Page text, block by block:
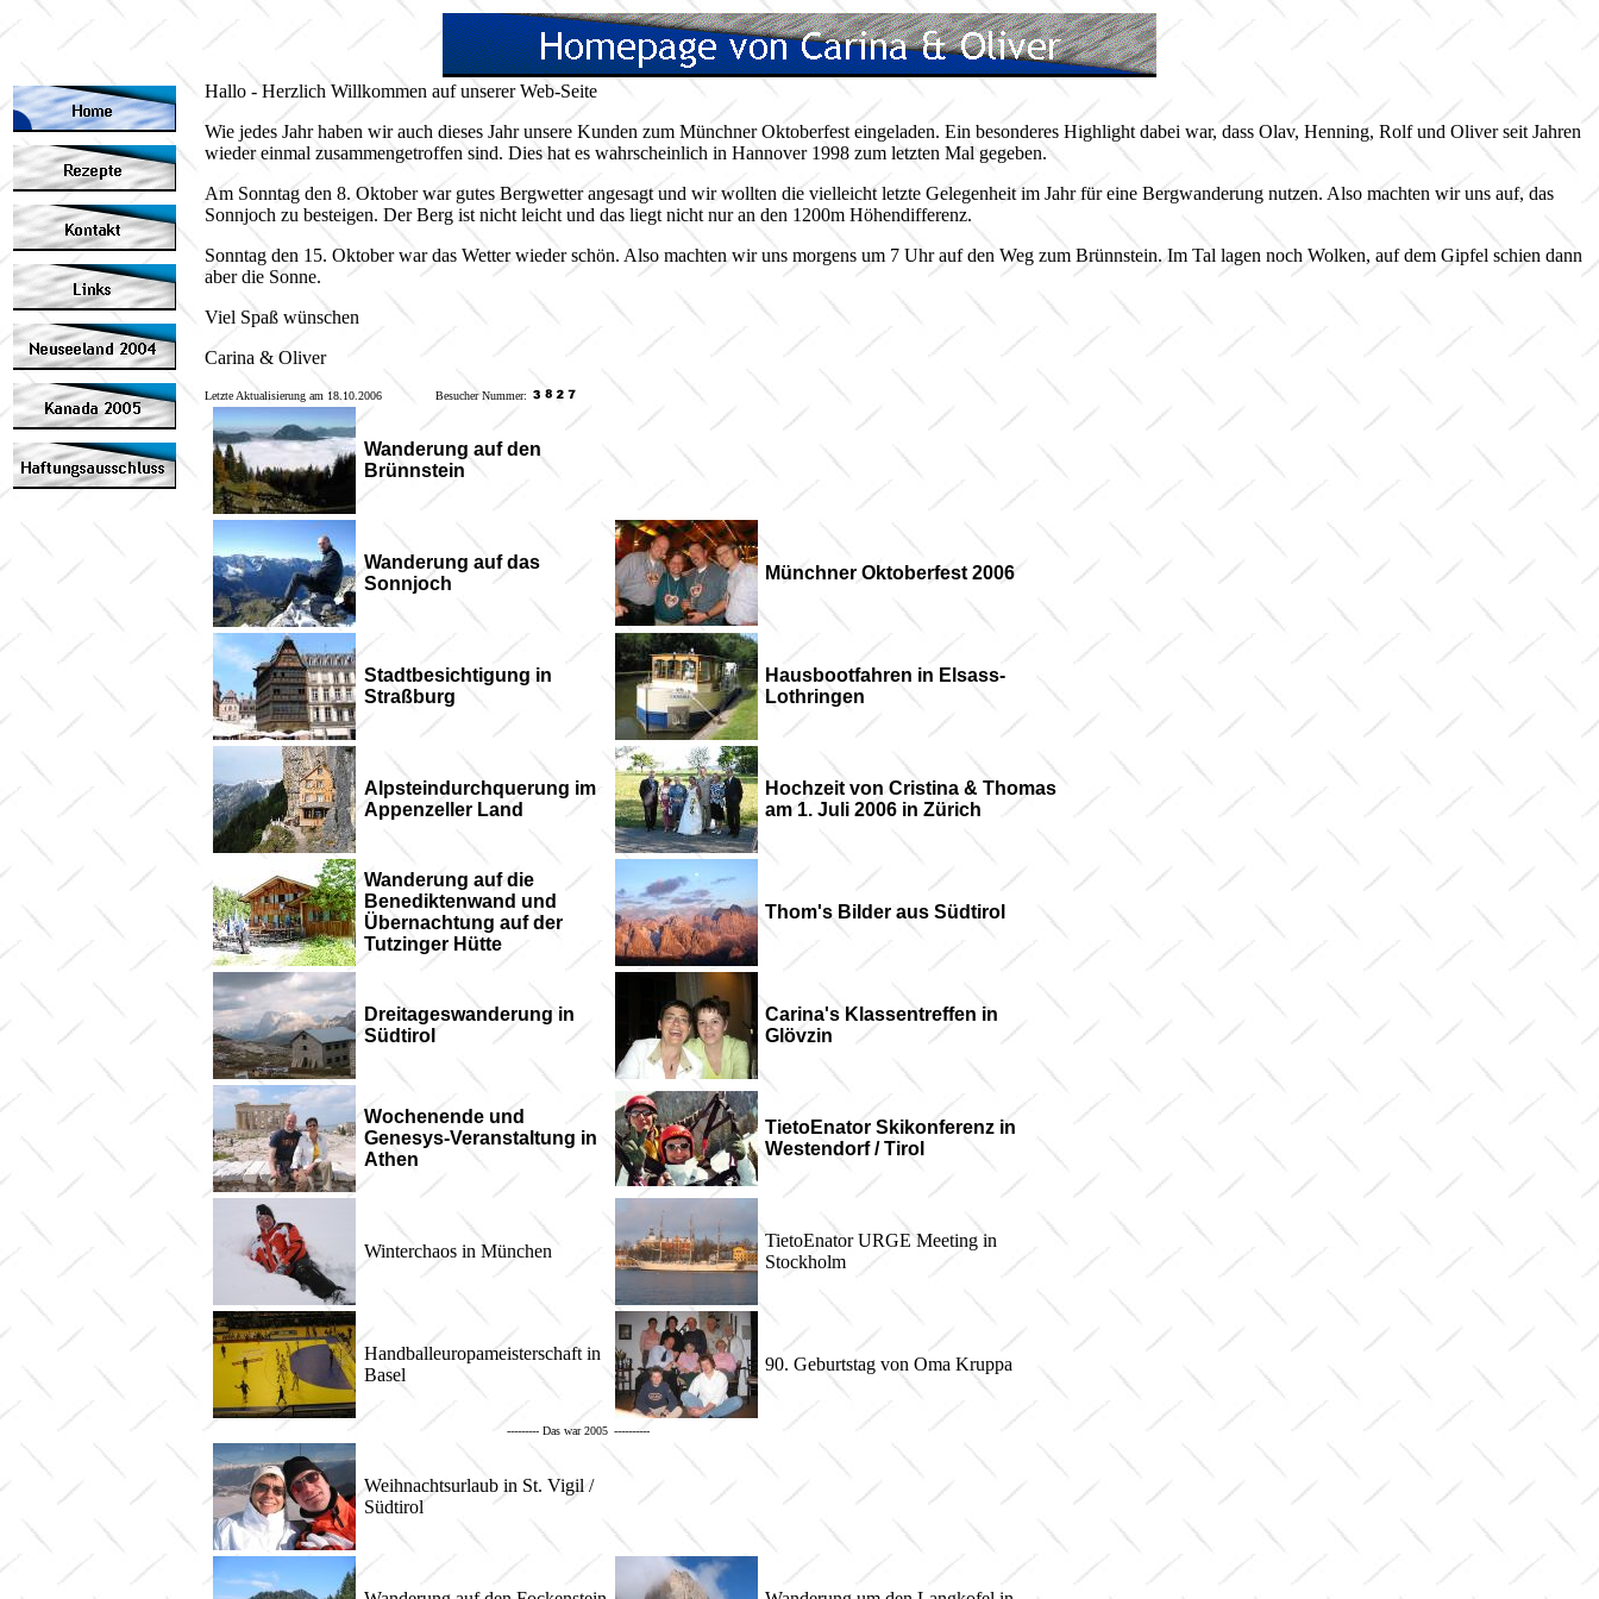
Hallo - Herzlich Willkommen auf unserer Web-Seite
Wie jedes Jahr haben wir auch dieses Jahr unsere Kunden zum Münchner Oktoberfest eingeladen. Ein besonderes Highlight dabei war, dass Olav, Henning, Rolf und Oliver seit Jahren
wieder einmal zusammengetroffen sind. Dies hat es wahrscheinlich in Hannover 1998 zum letzten Mal gegeben.
Am Sonntag den 8. Oktober war gutes Bergwetter angesagt und wir wollten die vielleicht letzte Gelegenheit im Jahr für eine Bergwanderung nutzen. Also machten wir uns auf, das
Sonnjoch zu besteigen. Der Berg ist nicht leicht und das liegt nicht nur an den 1200m Höhendifferenz.
Sonntag den 15. Oktober war das Wetter wieder schön. Also machten wir uns morgens um 7 Uhr auf den Weg zum Brünnstein. Im Tal lagen noch Wolken, auf dem Gipfel schien dann
aber die Sonne.
Viel Spaß wünschen
Carina & Oliver
Letzte Aktualisierung am 18.10.2006 Besucher Nummer:
Wanderung auf den
Brünnstein
Wanderung auf das
Sonnjoch
Münchner Oktoberfest 2006
Stadtbesichtigung in
Straßburg
Hausbootfahren in Elsass-
Lothringen
Alpsteindurchquerung im
Appenzeller Land
Hochzeit von Cristina & Thomas
am 1. Juli 2006 in Zürich
Wanderung auf die
Benediktenwand und
Übernachtung auf der
Tutzinger Hütte
Thom's Bilder aus Südtirol
Dreitageswanderung in
Südtirol
Carina's Klassentreffen in
Glövzin
Wochenende und
Genesys-Veranstaltung in
Athen
TietoEnator Skikonferenz in
Westendorf / Tirol
Winterchaos in München
TietoEnator URGE Meeting in
Stockholm
Handballeuropameisterschaft in
Basel
90. Geburtstag von Oma Kruppa
--------- Das war 2005 ----------
Weihnachtsurlaub in St. Vigil /
Südtirol